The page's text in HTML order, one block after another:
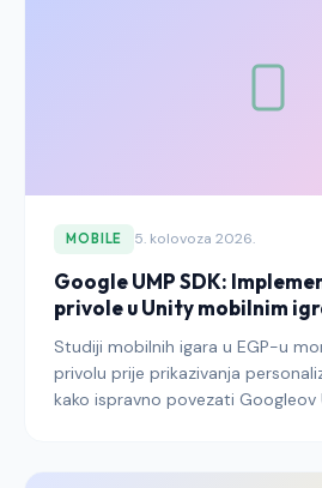
MOBILE 5. kolovoza 2026.
Google UMP SDK:
privole u Unity mobilnim
Studiji mobilnih igara u EGP-u
privolu prije prikazivanja
kako ispravno povezati Googleov